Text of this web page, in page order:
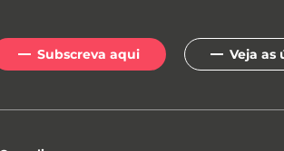
Subscreva aqui Veja as